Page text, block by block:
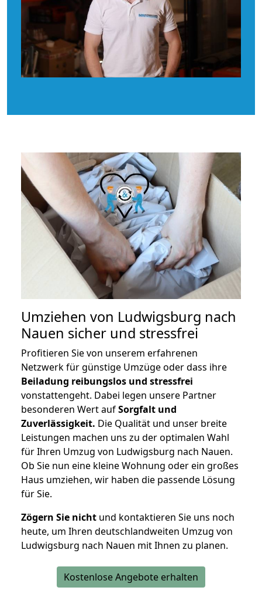
Umziehen von Ludwigsburg nach
Nauen sicher und stressfrei
Profitieren Sie von unserem erfahrenen
Netzwerk für günstige Umzüge oder dass ihre
Beiladung reibungslos und stressfrei
vonstattengeht. Dabei legen unsere Partner
besonderen Wert aufSorgfalt und
Zuverlässigkeit. Die Qualität und unser breite
Leistungen machen uns zu der optimalen Wahl
für Ihren Umzug von Ludwigsburg nach Nauen.
Ob Sie nun eine kleine Wohnung oder ein großes
Haus umziehen, wir haben die passende Lösung
für Sie.
Zögern Sie nicht und kontaktieren Sie uns noch
heute, um Ihren deutschlandweiten Umzug von
Ludwigsburg nach Nauen mit Ihnen zu planen.
Kostenlose Angebote erhalten